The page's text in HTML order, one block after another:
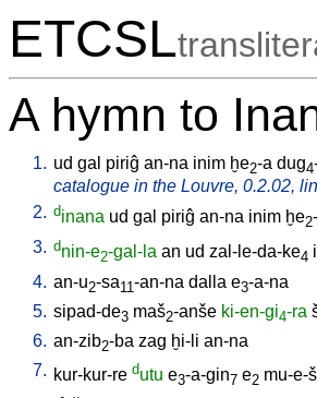
ETCSL
A hymn to
1. ud gal piriĝ an-na inim ḫe2-a dug4
catalogue in the Louvre, 0.2.02,
2. dinana ud gal piriĝ an-na inim ḫe2
3. dnin-e2-gal-la an ud zal-le-da-ke4
4. an-u2-sa11 -an-na dalla e3-a-na
5. sipad-de3 maš2-anše ki-en-gi4-ra
6. an-zib2-ba zag ḫi-li an-na
7. kur-kur-re dutu e3-a-gin7 e2 mu-e-